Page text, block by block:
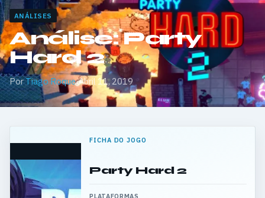
ANÁLISES
Análise: Party
Hard 2
PorTiago Roque·Abril 11, 2019
FICHA DO JOGO
Party Hard 2